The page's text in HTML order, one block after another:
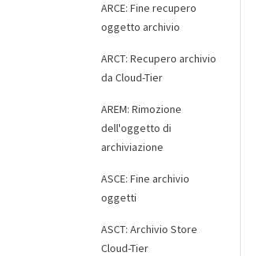
ARCE: Fine recupero
oggetto archivio
ARCT: Recupero archivio
da Cloud-Tier
AREM: Rimozione
dell'oggetto di
archiviazione
ASCE: Fine archivio
oggetti
ASCT: Archivio Store
Cloud-Tier